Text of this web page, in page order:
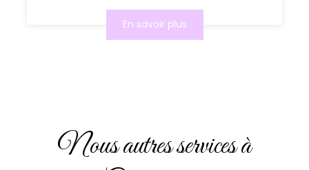
En savoir plus
Nous autres services à